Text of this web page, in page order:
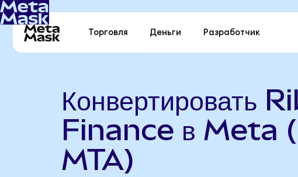
Торговля Деньги Разработчик
Конвертировать
Finance в Meta
MTA)